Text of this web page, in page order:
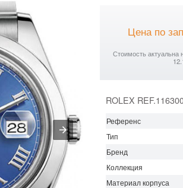
Цена по
Стоимость актуальна
ROLEX
Референс
Тип
Бренд
Коллекция
Материал корпуса